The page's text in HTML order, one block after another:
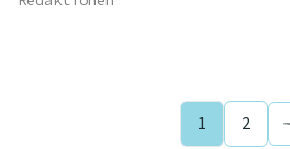
1 2